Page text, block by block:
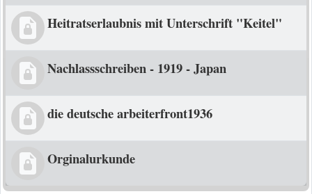
Heitratserlaubnis mit Unterschrift "Keitel"
Nachlassschreiben - 1919 - Japan
die deutsche arbeiterfront1936
Orginalurkunde